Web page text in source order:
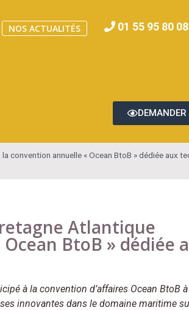
NOS ACTUALITÉS 01 55 95 80 08
convention annuelle « Ocean BtoB » dédiée aux
Atlantique
BtoB » dédiée
à la convention d’affaires Ocean BtoB à
innovantes dans le domaine maritime